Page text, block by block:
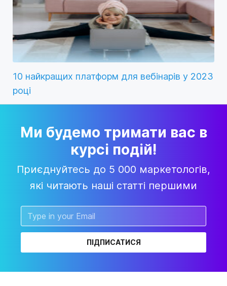
10 найкращих платформ для вебінарів у 2023
році
Ми будемо тримати вас в
курсі подій!
Приєднуйтесь до 5 000 маркетологів,
які читають наші статті першими
ПІДПИСАТИСЯ